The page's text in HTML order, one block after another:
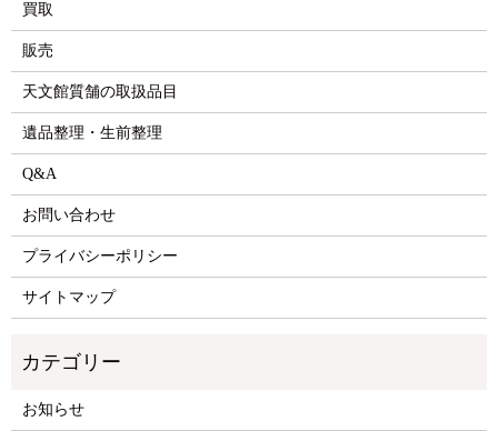
買取
販売
天文館質舗の取扱品目
遺品整理・生前整理
Q&A
お問い合わせ
プライバシーポリシー
サイトマップ
お知らせ